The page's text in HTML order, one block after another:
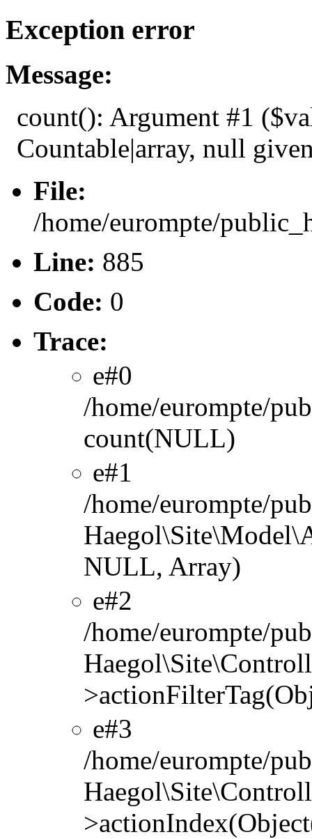
Exception error
Message:
count(): Argument #1
Countable|array, null
File:
/home/eurompte/
Line: 885
Code: 0
Trace:
#0
/home/eurompte/
count(NULL)
#1
/home/eurompte/
NULL, Array)
#2
/home/eurompte/
#3
/home/eurompte/